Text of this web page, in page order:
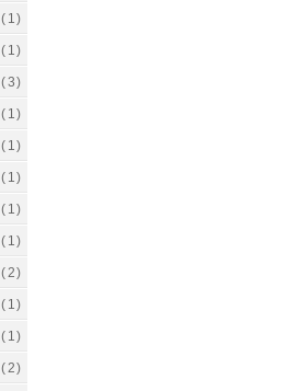
(1)
(1)
(3)
(1)
(1)
(1)
(1)
(1)
(2)
(1)
(1)
(2)